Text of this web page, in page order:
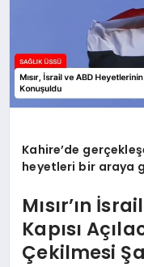
Kahire’de
heyetleri bir araya
Mısır’ın
Kapısı
Çekilmesi